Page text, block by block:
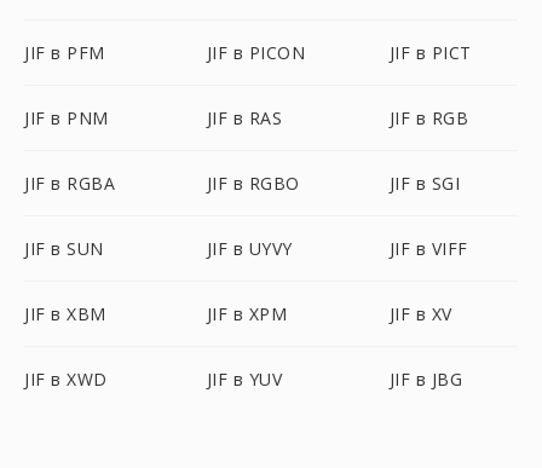
JIF в PFM JIF в PICON JIF в PICT
JIF в PNM JIF в RAS JIF в RGB
JIF в RGBA JIF в RGBO JIF в SGI
JIF в SUN JIF в UYVY JIF в VIFF
JIF в XBM JIF в XPM JIF в XV
JIF в XWD JIF в YUV JIF в JBG